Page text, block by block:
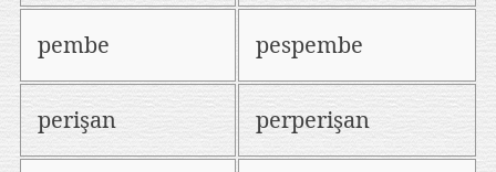
pembe pespembe
perişan perperişan